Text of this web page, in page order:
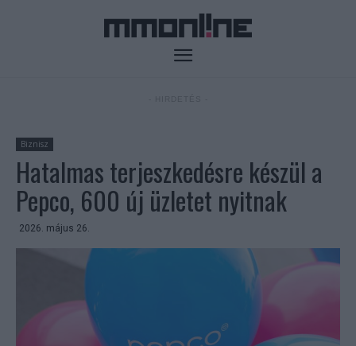
Biznisz
Hatalmas terjeszkedésre készül a
Pepco, 600 új üzletet nyitnak
2026. május 26.